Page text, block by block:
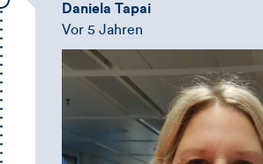
Daniela Tapai
Vor 5 Jahren